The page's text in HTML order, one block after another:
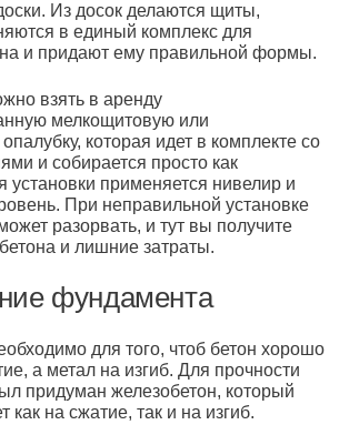
Из досок делаются щиты,
в единый комплекс для
и придают ему правильной формы.
взять в аренду
мелкощитовую или
которая идет в комплекте со
и собирается просто как
установки применяется нивелир и
При неправильной установке
разорвать, и тут вы получите
и лишние затраты.
фундамента
для того, чтоб бетон хорошо
а метал на изгиб. Для прочности
придуман железобетон, который
как на сжатие, так и на изгиб.